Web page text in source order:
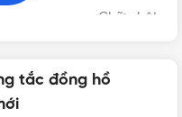
Chữ nhật
Nhựa Urea Resin
tắc đồng hồ